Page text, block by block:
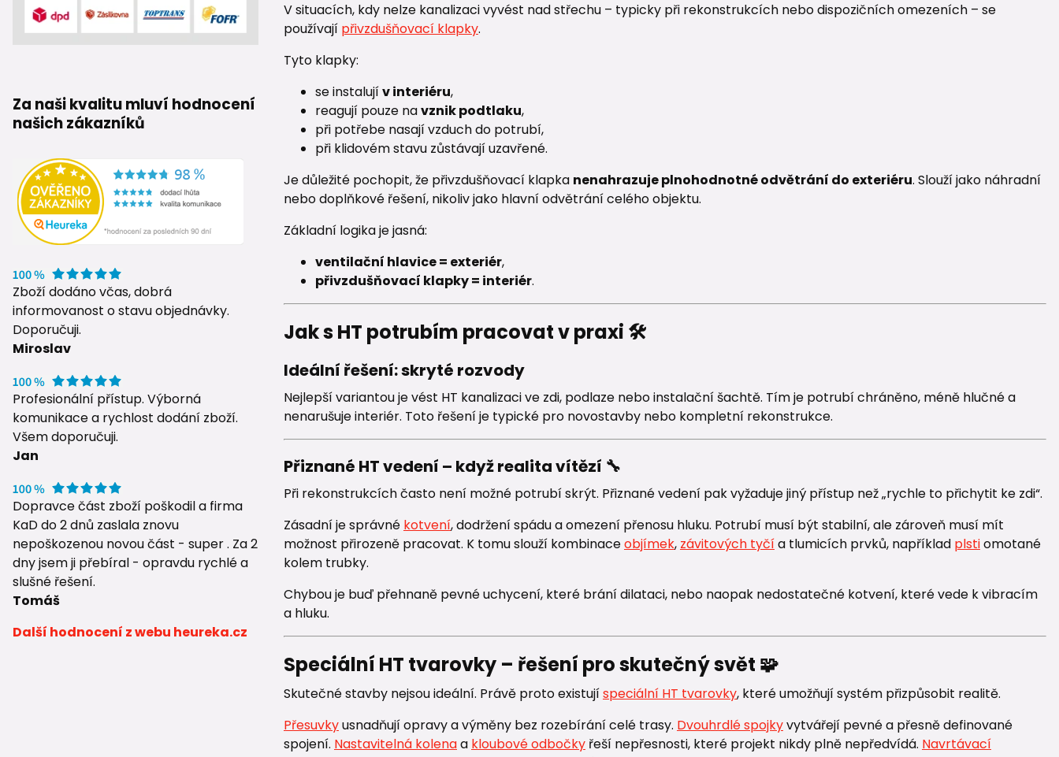
Za naši kvalitu mluví hodnocení
našich zákazníků
Zboží dodáno včas, dobrá
informovanost o stavu objednávky.
Doporučuji.
Miroslav
Profesionální přístup. Výborná
komunikace a rychlost dodání zboží.
Všem doporučuji.
Jan
Dopravce část zboží poškodil a firma
KaD do 2 dnů zaslala znovu
nepoškozenou novou část - super . Za 2
dny jsem ji přebíral - opravdu rychlé a
slušné řešení.
Tomáš
Další hodnocení z webu heureka.cz
V situacích, kdy nelze kanalizaci vyvést nad střechu – typicky při rekonstrukcích nebo dispozičních omezeních – se
používají přivzdušňovací klapky.
Tyto klapky:
se instalujív interiéru,
reagují pouze navznik podtlaku,
při potřebe nasají vzduch do potrubí,
při klidovém stavu zůstávají uzavřené.
Je důležité pochopit, že přivzdušňovací klapka nenahrazuje plnohodnotné odvětrání do exteriéru. Slouží jako náhradní
nebo doplňkové řešení, nikoliv jako hlavní odvětrání celého objektu.
Základní logika je jasná:
ventilační hlavice = exteriér,
přivzdušňovací klapky = interiér.
Jak s HT potrubím pracovat v praxi 🛠️
Ideální řešení: skryté rozvody
Nejlepší variantou je vést HT kanalizaci ve zdi, podlaze nebo instalační šachtě. Tím je potrubí chráněno, méně hlučné a
nenarušuje interiér. Toto řešení je typické pro novostavby nebo kompletní rekonstrukce.
Přiznané HT vedení – když realita vítězí 🔧
Při rekonstrukcích často není možné potrubí skrýt. Přiznané vedení pak vyžaduje jiný přístup než „rychle to přichytit ke zdi“.
Zásadní je správné kotvení, dodržení spádu a omezení přenosu hluku. Potrubí musí být stabilní, ale zároveň musí mít
možnost přirozeně pracovat. K tomu slouží kombinaceobjímek, závitových tyčía tlumicích prvků, například plstiomotané
kolem trubky.
Chybou je buď přehnaně pevné uchycení, které brání dilataci, nebo naopak nedostatečné kotvení, které vede k vibracím
a hluku.
Speciální HT tvarovky – řešení pro skutečný svět 🧩
Skutečné stavby nejsou ideální. Právě proto existujíspeciální HT tvarovky, které umožňují systém přizpůsobit realitě.
Přesuvkyusnadňují opravy a výměny bez rozebírání celé trasy. Dvouhrdlé spojkyvytvářejí pevné a přesně definované
spojení. Nastavitelná kolenaa kloubové odbočkyřeší nepřesnosti, které projekt nikdy plně nepředvídá. Navrtávací